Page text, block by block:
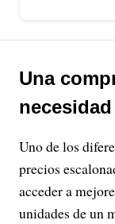
Una
necesidad
Uno de los
precios
acceder a
unidades de un